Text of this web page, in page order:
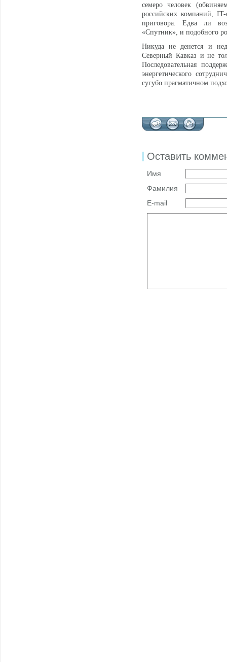
семеро человек
российских компаний,
приговора. Едва ли
«Спутник», и подобного
Никуда не денется и
Северный Кавказ и не
Последовательная
энергетического
сугубо прагматичном
Оставить
Имя
Фамилия
E-mail